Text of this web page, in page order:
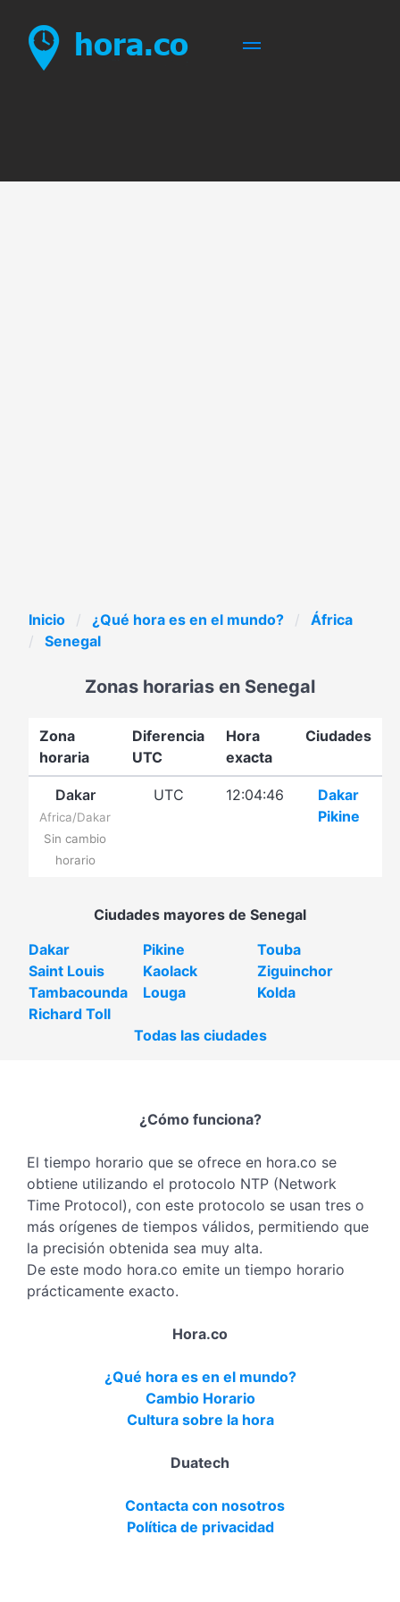
Inicio ¿Qué hora es en el mundo?
África
Senegal
Zonas horarias en Senegal
Zona
horaria
Diferencia
UTC
Hora
exacta
Ciudades
Dakar
Africa/Dakar
Sin cambio
horario
UTC 12:04:46
Dakar
Pikine
Ciudades mayores de Senegal
Dakar
Pikine
Touba
Saint Louis
Kaolack
Ziguinchor
Tambacounda
Louga
Kolda
Richard Toll
Todas las ciudades
¿Cómo funciona?
El tiempo horario que se ofrece en hora.co se
obtiene utilizando el protocolo NTP (Network
Time Protocol), con este protocolo se usan tres o
más orígenes de tiempos válidos, permitiendo que
la precisión obtenida sea muy alta.
De este modo hora.co emite un tiempo horario
prácticamente exacto.
Hora.co
¿Qué hora es en el mundo?
Cambio Horario
Cultura sobre la hora
Duatech
Contacta con nosotros
Política de privacidad